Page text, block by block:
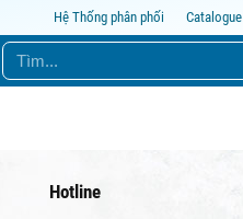
Hệ Thống phân phối Catalogue
Hotline